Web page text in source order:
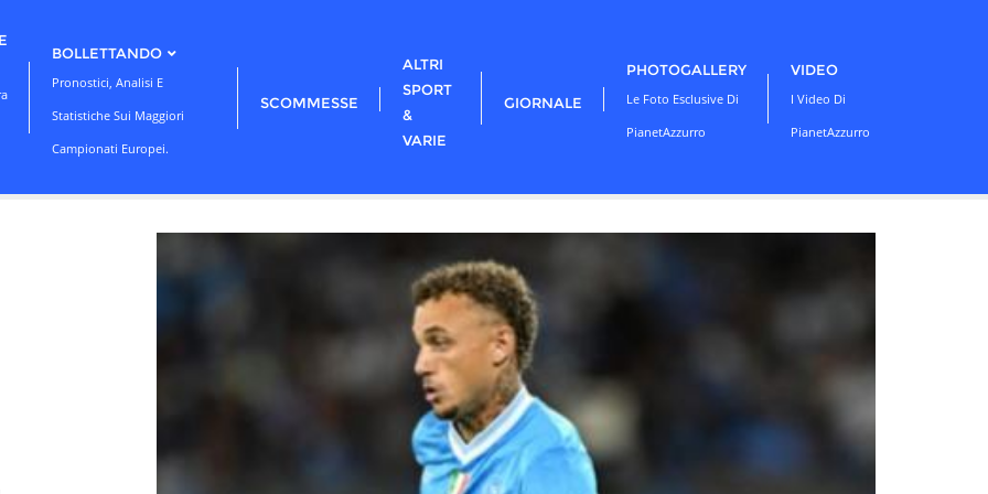
BOLLETTANDO
Pronostici, Analisi E
Statistiche Sui Maggiori
Campionati Europei.
SCOMMESSE
ALTRI
SPORT
&
VARIE
GIORNALE
PHOTOGALLERY
Le Foto Esclusive Di
PianetAzzurro
VIDEO
I Video Di
PianetAzzurro